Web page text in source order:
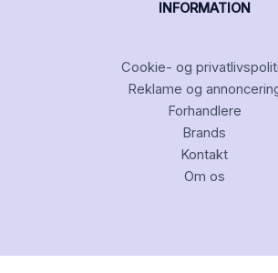
INFORMATION
Cookie- og
Reklame og
Forhandlere
Brands
Kontakt
Om os